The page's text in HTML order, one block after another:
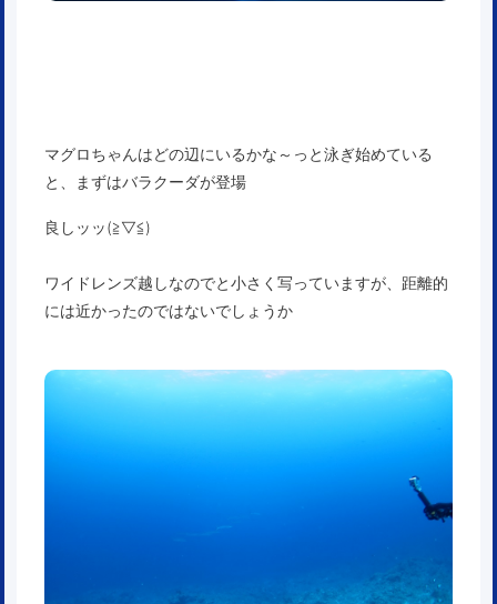
マグロちゃんはどの辺にいるかな～っと泳ぎ始めている
と、まずはバラクーダが登場
良しッッ(≧▽≦)
ワイドレンズ越しなのでと小さく写っていますが、距離的
には近かったのではないでしょうか